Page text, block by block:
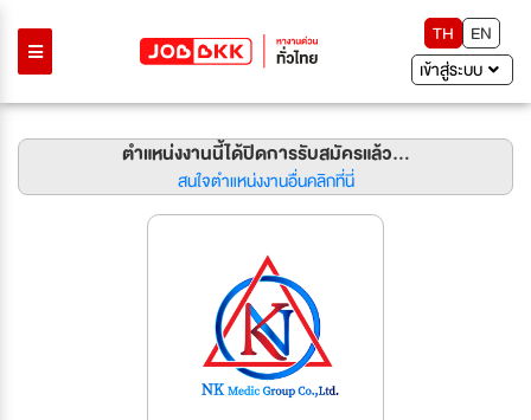
TH
EN
เข้าสู่ระบบ
ตำแหน่งงานนี้ได้ปิดการรับสมัครแล้ว...
สนใจตำแหน่งงานอื่นคลิกที่นี่